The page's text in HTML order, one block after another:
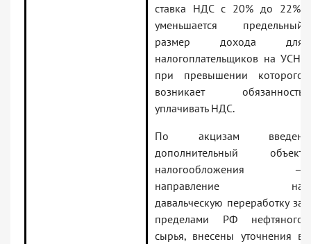
ставка НДС с 20% до 22%;
уменьшается предельный
размер дохода для
налогоплательщиков на УСН,
при превышении которого
возникает обязанность
уплачивать НДС.
По акцизам введен
дополнительный объект
налогообложения —
направление на
давальческую переработку за
пределами РФ нефтяного
сырья, внесены уточнения в